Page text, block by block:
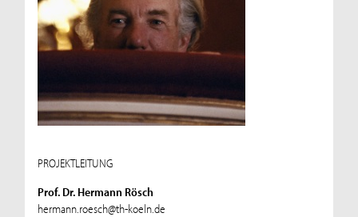
PROJEKTLEITUNG
Prof. Dr. Hermann Rösch
hermann.roesch@th-koeln.de